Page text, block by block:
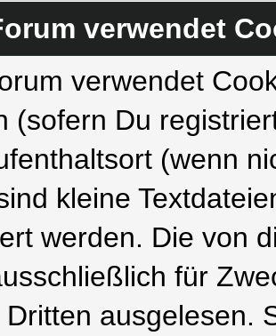
verwendet
verwendet
(sofern Du
(wenn
kleine
werden. Die von
für
ausgelesen.